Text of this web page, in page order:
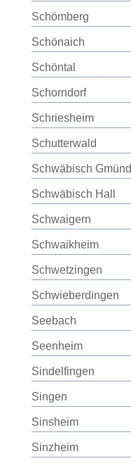
Schömberg
Schönaich
Schöntal
Schorndorf
Schriesheim
Schutterwald
Schwäbisch Gmünd
Schwäbisch Hall
Schwaigern
Schwaikheim
Schwetzingen
Schwieberdingen
Seebach
Seenheim
Sindelfingen
Singen
Sinsheim
Sinzheim